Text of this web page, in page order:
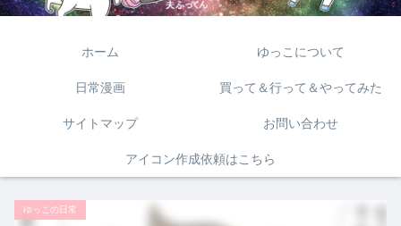
ホーム ゆっこについて
日常漫画 買って＆行って＆やってみた
サイトマップ お問い合わせ
アイコン作成依頼はこちら
ゆっこの日常